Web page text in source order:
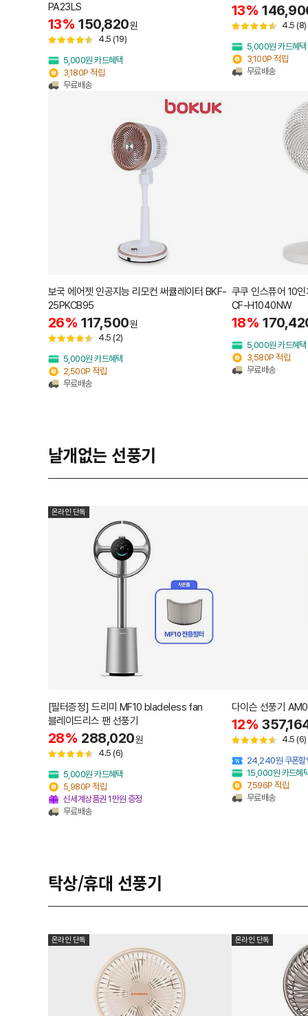
PA23LS
13% 150,820원
4.5 (19)
5,000원 카드혜택
3,180P 적립
무료배송
13%
4.5 (8)
5,000원 카드혜택
3,100P 적립
무료배송
보국 에어젯 인공지능 리모컨 써큘레이터 BKF-
25PKCB95
26% 117,500원
4.5 (2)
5,000원 카드혜택
2,500P 적립
무료배송
쿠쿠 인스퓨어 10
CF-H1040NW
18%
5,000원 카드혜택
3,580P 적립
무료배송
날개없는 선풍기
온라인 단독
[필터증정] 드리미 MF10 bladeless fan
블레이드리스 팬 선풍기
28% 288,020원
4.5 (6)
5,000원 카드혜택
5,980P 적립
신세계상품권 1만원 증정
무료배송
다이슨 선풍기
12%
4.5 (6)
24,240원 쿠폰할
15,000원 카드혜
7,596P 적립
무료배송
탁상/휴대 선풍기
온라인 단독 온라인 단독